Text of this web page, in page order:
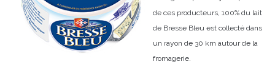
de ces producteurs, 100% du lait
de Bresse Bleu est collecté dans
un rayon de 30 km autour de la
fromagerie.